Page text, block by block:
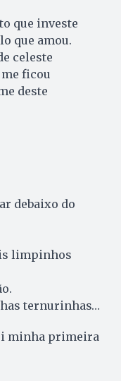
que investe
que amou.
celeste
ficou
deste
debaixo do
limpinhos
ternurinhas…
minha primeira